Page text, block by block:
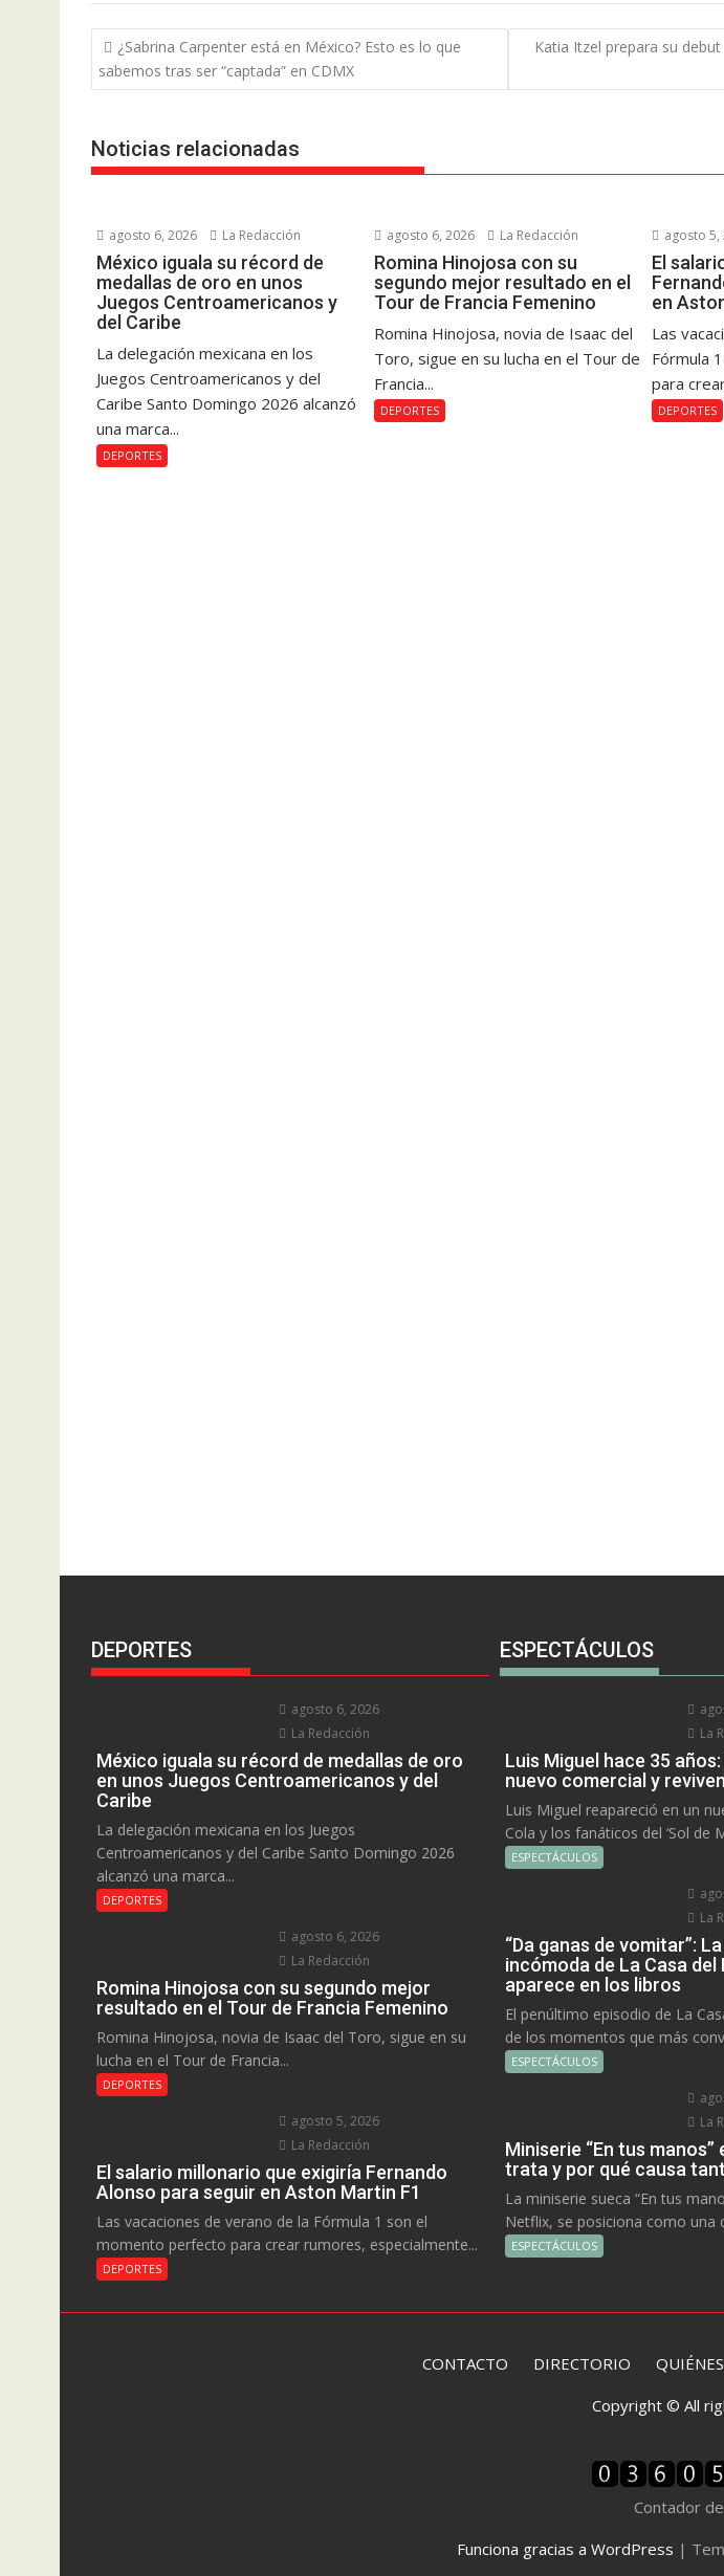
Navegación
de
entradas
¿Sabrina Carpenter está en México? Esto es lo que
sabemos tras ser “captada” en CDMX
Katia Itzel prepara su
Noticias relacionadas
agosto 6, 2026 La Redacción
México iguala su récord de
medallas de oro en unos
Juegos Centroamericanos y
del Caribe
La delegación mexicana en los
Juegos Centroamericanos y del
Caribe Santo Domingo 2026 alcanzó
una marca...
DEPORTES
agosto 6, 2026 La Redacción
Romina Hinojosa con su
segundo mejor resultado en el
Tour de Francia Femenino
Romina Hinojosa, novia de Isaac del
Toro, sigue en su lucha en el Tour de
Francia...
DEPORTES
agosto 5,
El
en
Las
Fórmula
para
DEPORTES
DEPORTES
agosto 6, 2026
La Redacción
México iguala su récord de medallas de oro
en unos Juegos Centroamericanos y del
Caribe
La delegación mexicana en los Juegos
Centroamericanos y del Caribe Santo Domingo 2026
alcanzó una marca...
DEPORTES
agosto 6, 2026
La Redacción
Romina Hinojosa con su segundo mejor
resultado en el Tour de Francia Femenino
Romina Hinojosa, novia de Isaac del Toro, sigue en su
lucha en el Tour de Francia...
DEPORTES
agosto 5, 2026
La Redacción
El salario millonario que exigiría Fernando
Alonso para seguir en Aston Martin F1
Las vacaciones de verano de la Fórmula 1 son el
momento perfecto para crear rumores, especialmente...
DEPORTES
ESPECTÁCULOS
La
Luis Miguel hace 35
nuevo comercial y
Luis Miguel reapareció en un
Cola y los fanáticos del ‘Sol de
ESPECTÁCULOS
La
“Da ganas de vomitar”:
incómoda de La Casa del
aparece en los libros
El penúltimo episodio de La
de los momentos que más
ESPECTÁCULOS
La
Miniserie “En tus manos”
trata y por qué causa
La miniserie sueca “En tus
Netflix, se posiciona como una
ESPECTÁCULOS
CONTACTO DIRECTORIO QUIÉNES
Copyright © All
Contador
Funciona gracias a WordPress |